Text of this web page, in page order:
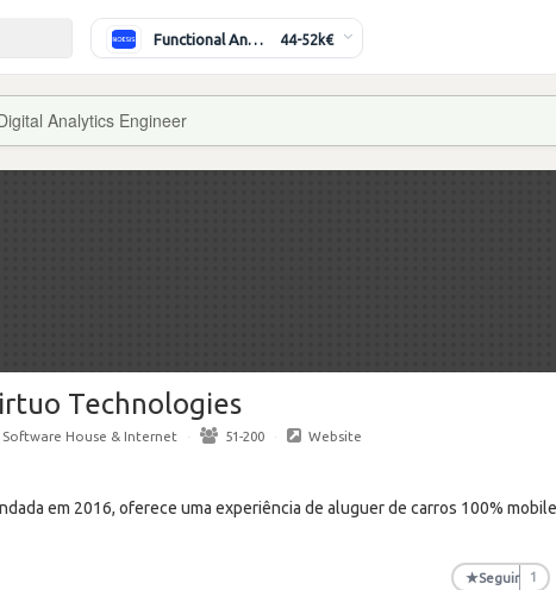
Functional Analyst (Banking) 44-52k€
Analytics Engineer
Technologies
Software House & Internet · 51-200 · Website
em 2016, oferece uma experiência de aluguer de carros 100%
★Seguir 1